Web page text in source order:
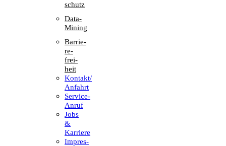
schutz
Data-
Mining
Barrie­
re­
frei­
heit
Kontakt/​​
Anfahrt
Service-
Anruf
Jobs
&
Karriere
Impres­